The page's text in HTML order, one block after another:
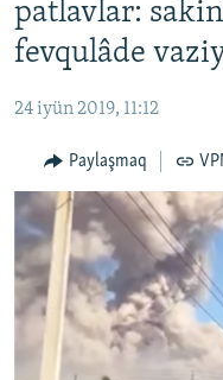
Baş
navigatsiyağa
qaytmaq
Qıdıruvğa
qaytmaq
İQTİSADİYAT
MEDENİYET
İNSAN AQLARI
VİDEO
SÜRET
BLOGLAR
FİKİR
patlavlar:
fevqulâde
24 iyün 2019, 11:12
Paylaşmaq